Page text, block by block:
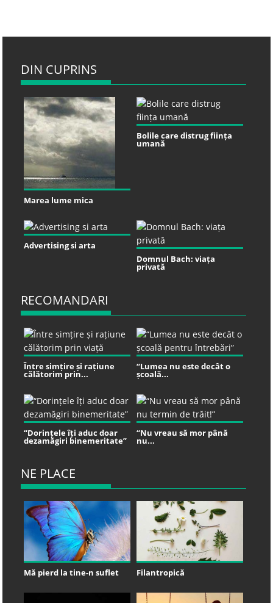
DIN CUPRINS
Marea lume mica
Bolile care distrug ființa
umană
Advertising si arta
Domnul Bach: viața
privată
RECOMANDARI
Între simțire și rațiune
călătorim prin...
“Lumea nu este decât o
școală...
“Dorințele îți aduc doar
dezamăgiri binemeritate”
“Nu vreau să mor până
nu...
NE PLACE
Mă pierd la tine-n suflet Filantropică